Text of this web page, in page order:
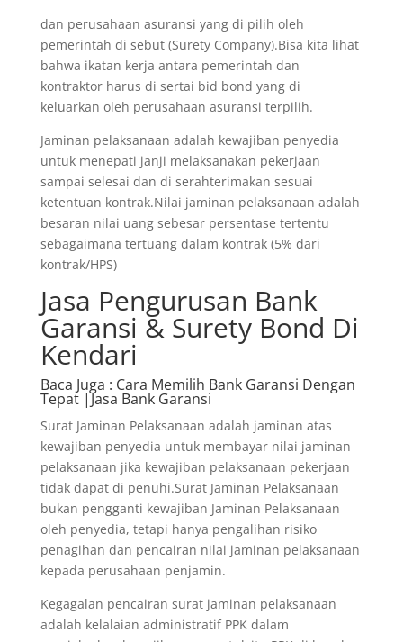
dan perusahaan asuransi yang di pilih oleh
pemerintah di sebut (Surety Company).Bisa kita lihat
bahwa ikatan kerja antara pemerintah dan
kontraktor harus di sertai bid bond yang di
keluarkan oleh perusahaan asuransi terpilih.
Jaminan pelaksanaan adalah kewajiban penyedia
untuk menepati janji melaksanakan pekerjaan
sampai selesai dan di serahterimakan sesuai
ketentuan kontrak.Nilai jaminan pelaksanaan adalah
besaran nilai uang sebesar persentase tertentu
sebagaimana tertuang dalam kontrak (5% dari
kontrak/HPS)
Jasa Pengurusan Bank
Garansi & Surety Bond Di
Kendari
Baca Juga : Cara Memilih Bank Garansi Dengan
Tepat |Jasa Bank Garansi
Surat Jaminan Pelaksanaan adalah jaminan atas
kewajiban penyedia untuk membayar nilai jaminan
pelaksanaan jika kewajiban pelaksanaan pekerjaan
tidak dapat di penuhi.Surat Jaminan Pelaksanaan
bukan pengganti kewajiban Jaminan Pelaksanaan
oleh penyedia, tetapi hanya pengalihan risiko
penagihan dan pencairan nilai jaminan pelaksanaan
kepada perusahaan penjamin.
Kegagalan pencairan surat jaminan pelaksanaan
adalah kelalaian administratif PPK dalam